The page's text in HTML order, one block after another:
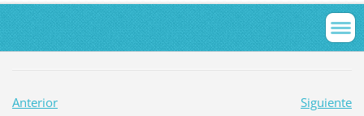
Anterior
Siguiente